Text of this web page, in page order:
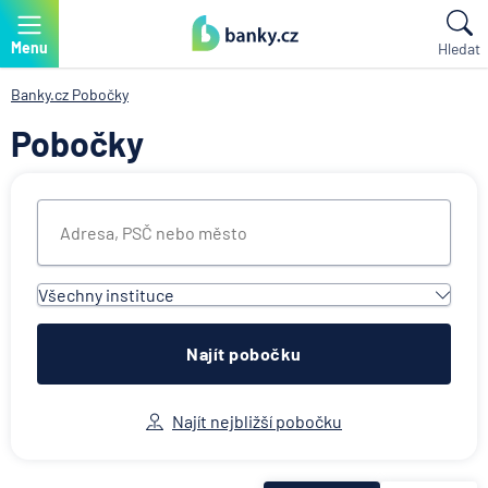
Menu Hledat
Banky.cz Pobočky
Pobočky
Všechny instituce
Všechny instituce
ACE European Group Ltd
Allianz penzijní společnost
Allianz pojišťovna
Najít pobočku
Najít nejbližší pobočku